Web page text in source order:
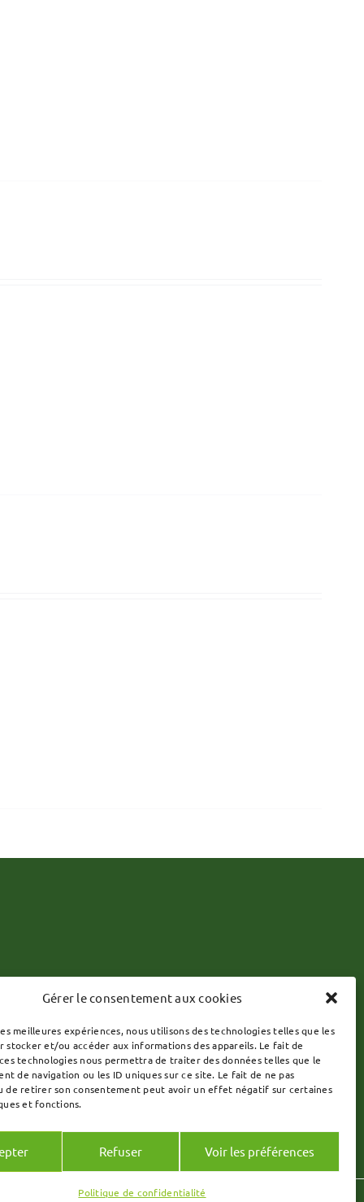
Gérer le consentement aux cookies
meilleures expériences, nous utilisons des technologies telles que les
stocker et/ou accéder aux informations des appareils. Le fait de
technologies nous permettra de traiter des données telles que le
de navigation ou les ID uniques sur ce site. Le fait de ne pas
de retirer son consentement peut avoir un effet négatif sur certaines
et fonctions.
Refuser Voir les préférences
Politique de confidentialité